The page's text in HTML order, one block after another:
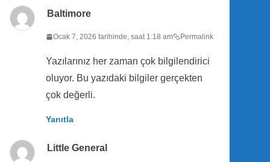
Baltimore
Ocak 7, 2026 tarihinde, saat 1:18 am Permalink
Yazılarınız her zaman çok bilgilendirici
oluyor. Bu yazıdaki bilgiler gerçekten
çok değerli.
Yanıtla
Little General